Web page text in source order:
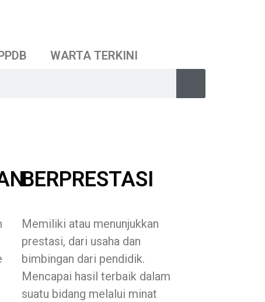
WARTA TERKINI
BERPRESTASI
Memiliki atau menunjukkan
prestasi, dari usaha dan
bimbingan dari pendidik.
Mencapai hasil terbaik dalam
suatu bidang melalui minat